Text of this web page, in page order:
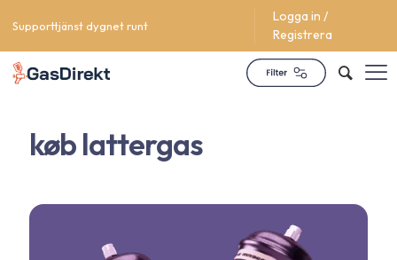
Supporttjänst dygnet runt
Logga in /
Registrera
køb lattergas